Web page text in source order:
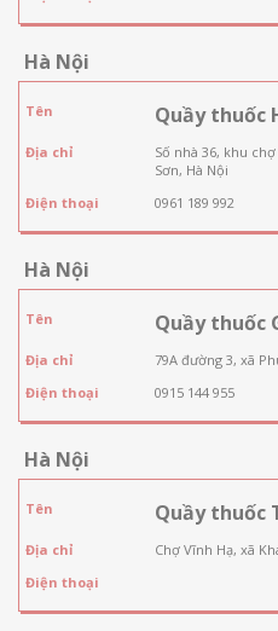
Hà Nội
Tên Quầy thuốc
Địa chỉ
Số nhà 36, khu
Sơn, Hà Nội
Điện thoại
0961 189 992
Hà Nội
Tên Quầy thuốc
Địa chỉ
79A đường 3, xã
Điện thoại
0915 144 955
Hà Nội
Tên Quầy thuốc
Địa chỉ
Chợ Vĩnh Hạ, xã
Điện thoại